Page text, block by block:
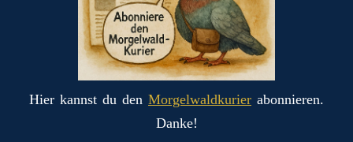
Hier kannst du den Morgelwaldkurier abonnieren.
Danke!